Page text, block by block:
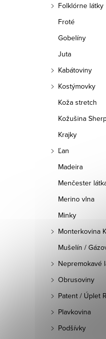
Folklórne látky
Froté
Gobelíny
Juta
Kabátoviny
Kostýmovky
Koža stretch
Kožušina
Krajky
Ľan
Madeira
Menčester
Merino vlna
Minky
Monterkovina
Mušelín /
Nepremokavé
Obrusoviny
Patent / Úplet
Plavkovina
Podšívky